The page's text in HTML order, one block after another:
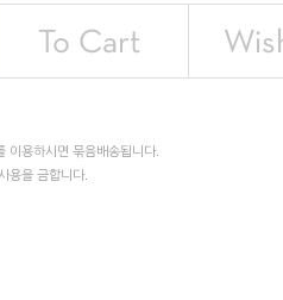
이용하시면 묶음배송됩니다.
용을 금합니다.